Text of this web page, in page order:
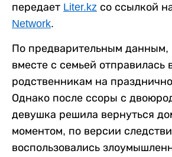
передает Liter.kz со ссылкой
Network.
По предварительным данным,
вместе с семьей отправилась
родственникам на
Однако после ссоры с
девушка решила вернуться
моментом, по версии
воспользовались